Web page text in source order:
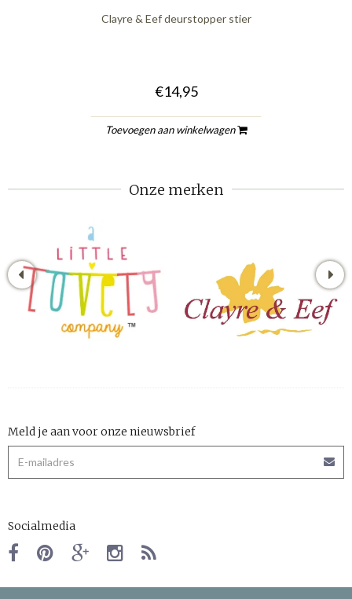
Clayre & Eef deurstopper stier
€14,95
Toevoegen aan winkelwagen
Onze merken
Meld je aan voor onze nieuwsbrief
Socialmedia